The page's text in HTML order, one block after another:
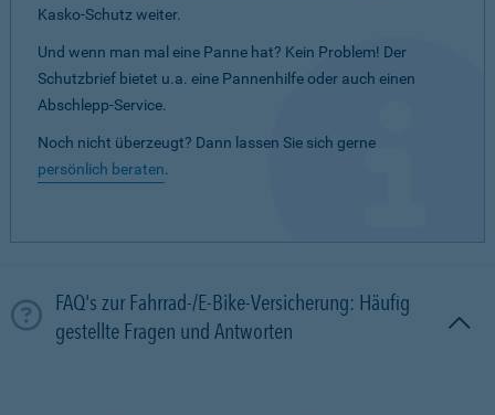
Kasko-Schutz weiter.
Und wenn man mal eine Panne hat? Kein Problem! Der
Schutzbrief bietet u.a. eine Pannenhilfe oder auch einen
Abschlepp-Service.
Noch nicht überzeugt? Dann lassen Sie sich gerne
persönlich beraten.
FAQ's zur Fahrrad-/E-Bike-Versicherung: Häufig
gestellte Fragen und Antworten